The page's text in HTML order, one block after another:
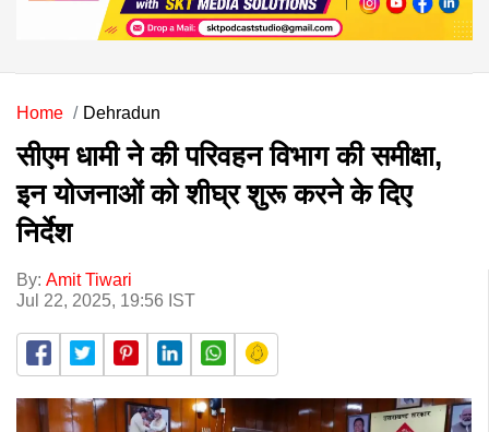
Home Dehradun
सीएम धामी ने की परिवहन विभाग की समीक्षा,
इन योजनाओं को शीघ्र शुरू करने के दिए
निर्देश
By: Amit Tiwari
Jul 22, 2025, 19:56 IST